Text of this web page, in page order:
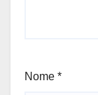
Nome *